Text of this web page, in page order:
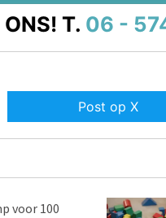
T. 06 -
Post op X
voor 100